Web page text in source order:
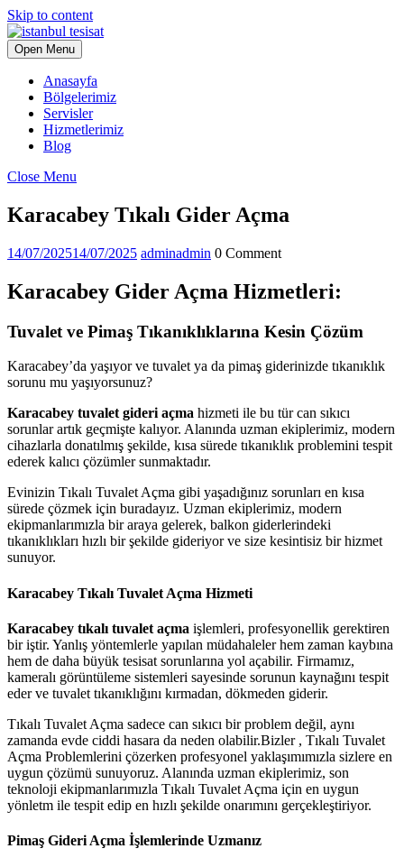
Skip to content
Open Menu
Anasayfa
Bölgelerimiz
Servisler
Hizmetlerimiz
Blog
Close Menu
Karacabey Tıkalı Gider Açma
14/07/202514/07/2025 adminadmin 0 Comment
Karacabey Gider Açma Hizmetleri:
Tuvalet ve Pimaş Tıkanıklıklarına Kesin Çözüm
Karacabey’da yaşıyor ve tuvalet ya da pimaş giderinizde tıkanıklık
sorunu mu yaşıyorsunuz?
Karacabey tuvalet gideri açma hizmeti ile bu tür can sıkıcı
sorunlar artık geçmişte kalıyor. Alanında uzman ekiplerimiz, modern
cihazlarla donatılmış şekilde, kısa sürede tıkanıklık problemini tespit
ederek kalıcı çözümler sunmaktadır.
Evinizin Tıkalı Tuvalet Açma gibi yaşadığınız sorunları en kısa
sürede çözmek için buradayız. Uzman ekiplerimiz, modern
ekipmanlarımızla bir araya gelerek, balkon giderlerindeki
tıkanıklıkları hızlı bir şekilde gideriyor ve size kesintisiz bir hizmet
sunuyor.
Karacabey Tıkalı Tuvalet Açma Hizmeti
Karacabey tıkalı tuvalet açma işlemleri, profesyonellik gerektiren
bir iştir. Yanlış yöntemlerle yapılan müdahaleler hem zaman kaybına
hem de daha büyük tesisat sorunlarına yol açabilir. Firmamız,
kameralı görüntüleme sistemleri sayesinde sorunun kaynağını tespit
eder ve tuvalet tıkanıklığını kırmadan, dökmeden giderir.
Tıkalı Tuvalet Açma sadece can sıkıcı bir problem değil, aynı
zamanda evde ciddi hasara da neden olabilir.Bizler , Tıkalı Tuvalet
Açma Problemlerini çözerken profesyonel yaklaşımımızla sizlere en
uygun çözümü sunuyoruz. Alanında uzman ekiplerimiz, son
teknoloji ekipmanlarımızla Tıkalı Tuvalet Açma için en uygun
yönletm ile tespit edip en hızlı şekilde onarımını gerçekleştiriyor.
Pimaş Gideri Açma İşlemlerinde Uzmanız